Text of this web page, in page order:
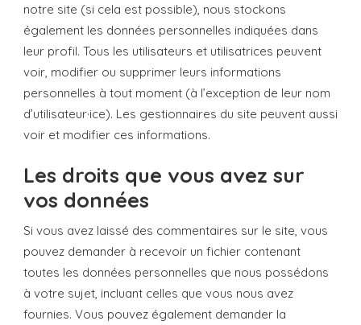
notre site (si cela est possible), nous stockons
également les données personnelles indiquées dans
leur profil. Tous les utilisateurs et utilisatrices peuvent
voir, modifier ou supprimer leurs informations
personnelles à tout moment (à l’exception de leur nom
d’utilisateur·ice). Les gestionnaires du site peuvent aussi
voir et modifier ces informations.
Les droits que vous avez sur
vos données
Si vous avez laissé des commentaires sur le site, vous
pouvez demander à recevoir un fichier contenant
toutes les données personnelles que nous possédons
à votre sujet, incluant celles que vous nous avez
fournies. Vous pouvez également demander la